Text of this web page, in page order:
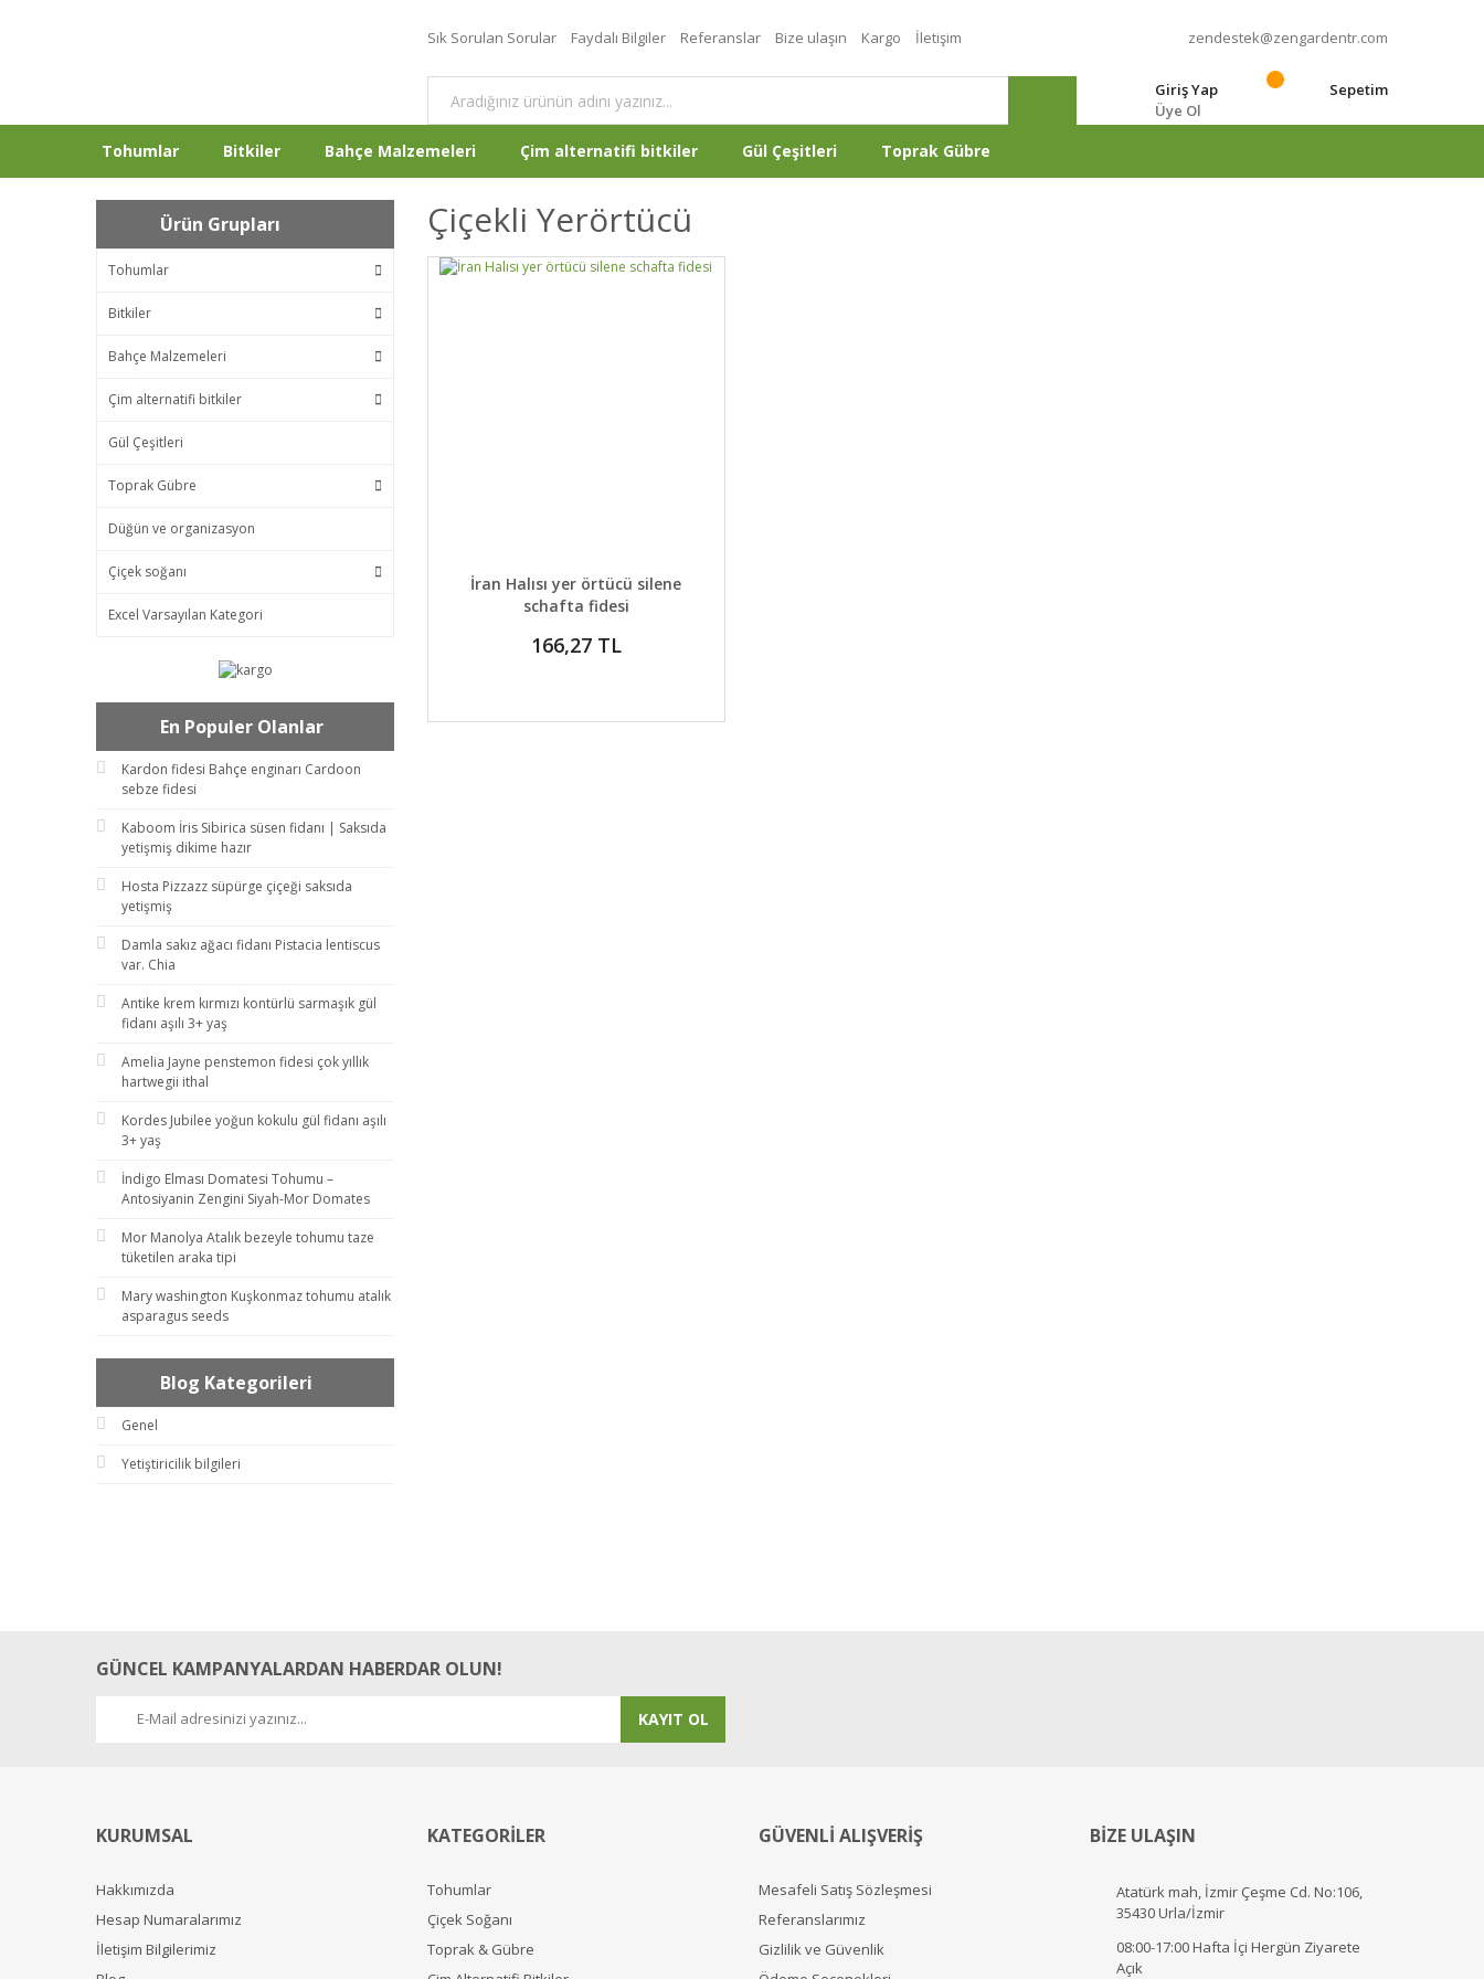
Sık Sorulan Sorular Faydalı Bilgiler Referanslar Bize ulaşın Kargo İletişim zendestek@zengardentr.com
Giriş Yap
Üye Ol
Sepetim
Tohumlar Bitkiler Bahçe Malzemeleri Çim alternatifi bitkiler Gül Çeşitleri Toprak Gübre
Ürün Grupları
Tohumlar
Bitkiler
Bahçe Malzemeleri
Çim alternatifi bitkiler
Gül Çeşitleri
Toprak Gübre
Düğün ve organizasyon
Çiçek soğanı
Excel Varsayılan Kategori
En Populer Olanlar
Kardon fidesi Bahçe enginarı Cardoon
sebze fidesi
Kaboom İris Sibirica süsen fidanı | Saksıda
yetişmiş dikime hazır
Hosta Pizzazz süpürge çiçeği saksıda
yetişmiş
Damla sakız ağacı fidanı Pistacia lentiscus
var. Chia
Antike krem kırmızı kontürlü sarmaşık gül
fidanı aşılı 3+ yaş
Amelia Jayne penstemon fidesi çok yıllık
hartwegii ithal
Kordes Jubilee yoğun kokulu gül fidanı aşılı
3+ yaş
İndigo Elması Domatesi Tohumu –
Antosiyanin Zengini Siyah-Mor Domates
Mor Manolya Atalık bezeyle tohumu taze
tüketilen araka tipi
Mary washington Kuşkonmaz tohumu atalık
asparagus seeds
Blog Kategorileri
Genel
Yetiştiricilik bilgileri
Çiçekli Yerörtücü
DETAYLAR GELİNCE HABER VER
İran Halısı yer örtücü silene
schafta fidesi
166,27 TL
GÜNCEL KAMPANYALARDAN HABERDAR OLUN!
KAYIT OL
KURUMSAL
Hakkımızda
Hesap Numaralarımız
İletişim Bilgilerimiz
KATEGORİLER
Tohumlar
Çiçek Soğanı
Toprak & Gübre
GÜVENLİ ALIŞVERİŞ
Mesafeli Satış Sözleşmesi
Referanslarımız
Gizlilik ve Güvenlik
BİZE ULAŞIN
Atatürk mah, İzmir Çeşme Cd. No:106,
35430 Urla/İzmir
08:00-17:00 Hafta İçi Hergün Ziyarete
Açık